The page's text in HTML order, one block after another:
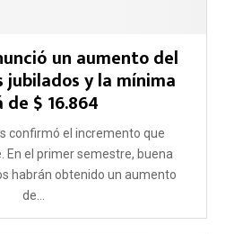
un aumento del
jubilados y la mínima
de $ 16.864
confirmó el incremento que
En el primer semestre, buena
habrán obtenido un aumento
de...